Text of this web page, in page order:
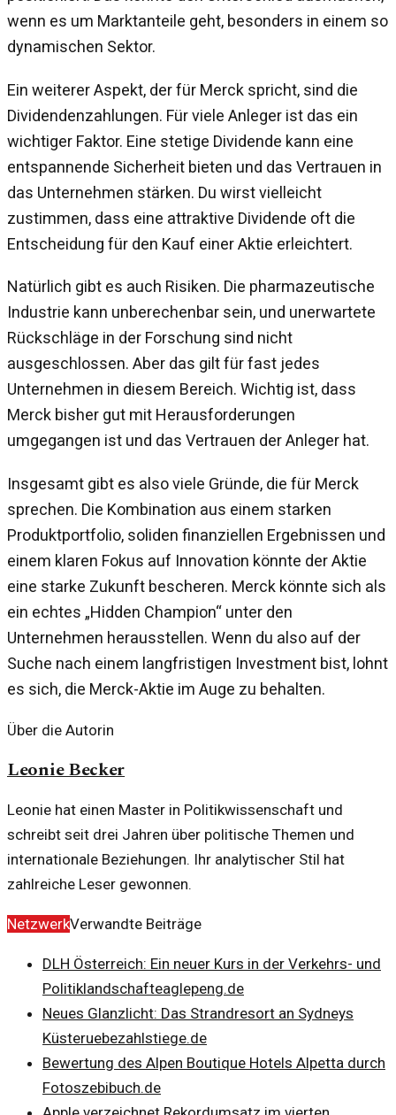
wenn es um Marktanteile geht, besonders in einem so
dynamischen Sektor.
Ein weiterer Aspekt, der für Merck spricht, sind die
Dividendenzahlungen. Für viele Anleger ist das ein
wichtiger Faktor. Eine stetige Dividende kann eine
entspannende Sicherheit bieten und das Vertrauen in
das Unternehmen stärken. Du wirst vielleicht
zustimmen, dass eine attraktive Dividende oft die
Entscheidung für den Kauf einer Aktie erleichtert.
Natürlich gibt es auch Risiken. Die pharmazeutische
Industrie kann unberechenbar sein, und unerwartete
Rückschläge in der Forschung sind nicht
ausgeschlossen. Aber das gilt für fast jedes
Unternehmen in diesem Bereich. Wichtig ist, dass
Merck bisher gut mit Herausforderungen
umgegangen ist und das Vertrauen der Anleger hat.
Insgesamt gibt es also viele Gründe, die für Merck
sprechen. Die Kombination aus einem starken
Produktportfolio, soliden finanziellen Ergebnissen und
einem klaren Fokus auf Innovation könnte der Aktie
eine starke Zukunft bescheren. Merck könnte sich als
ein echtes „Hidden Champion“ unter den
Unternehmen herausstellen. Wenn du also auf der
Suche nach einem langfristigen Investment bist, lohnt
es sich, die Merck-Aktie im Auge zu behalten.
Über die Autorin
Leonie Becker
Leonie hat einen Master in Politikwissenschaft und
schreibt seit drei Jahren über politische Themen und
internationale Beziehungen. Ihr analytischer Stil hat
zahlreiche Leser gewonnen.
NetzwerkVerwandte Beiträge
DLH Österreich: Ein neuer Kurs in der Verkehrs- und
Politiklandschafteaglepeng.de
Neues Glanzlicht: Das Strandresort an Sydneys
Küsteruebezahlstiege.de
Bewertung des Alpen Boutique Hotels Alpetta durch
Fotoszebibuch.de